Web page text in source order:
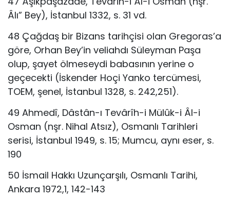
Âlı” Bey), İstanbul 1332, s. 31 vd.
48 Çağdaş bir Bizans tarihçisi olan Gregoras’a
göre, Orhan Bey’in veliahdı Süleyman Paşa
olup, şayet ölmeseydi babasının yerine o
geçecekti (İskender Hoçi Yanko tercümesi,
TOEM, şenel, İstanbul 1328, s. 242,251).
49 Ahmedî, Dâstân-ı Tevârîh-i Mülûk-i Âl-i
Osman (nşr. Nihal Atsız), Osmanlı Tarihleri
serisi, İstanbul 1949, s. 15; Mumcu, aynı eser, s.
190
50 İsmail Hakkı Uzunçarşılı, Osmanlı Tarihi,
Ankara 1972,1, 142-143